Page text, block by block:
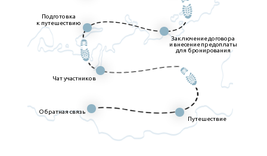
Подготовка
к путешествию
Чат участников
Путешествие
Обратная связь
Заключение договора
и внесение предоплаты
для бронирования